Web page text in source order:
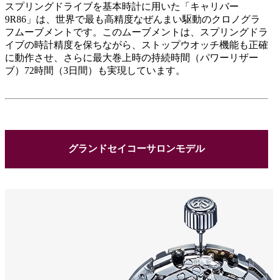
スプリングドライブを基本時計に用いた「キャリバー
9R86」は、世界で最も高精度なぜんまい駆動のクロノグラ
フムーブメントです。このムーブメントは、スプリングドラ
イブの時計精度を保ちながら、ストップウオッチ機能も正確
に動作させ、さらに最大巻上時の持続時間（パワーリザー
ブ）72時間（3日間）も実現しています。
グランドセイコーサロンモデル